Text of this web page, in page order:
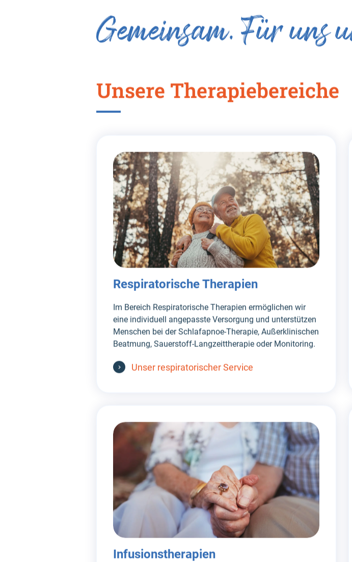
Gemeinsam. Für uns
Unsere Therapiebereiche
Respiratorische Therapien
Im Bereich Respiratorische Therapien ermöglichen wir
eine individuell angepasste Versorgung und unterstützen
Menschen bei der Schlafapnoe-Therapie, Außerklinischen
Beatmung, Sauerstoff-Langzeittherapie oder Monitoring.
Unser respiratorischer Service
Infusionstherapien